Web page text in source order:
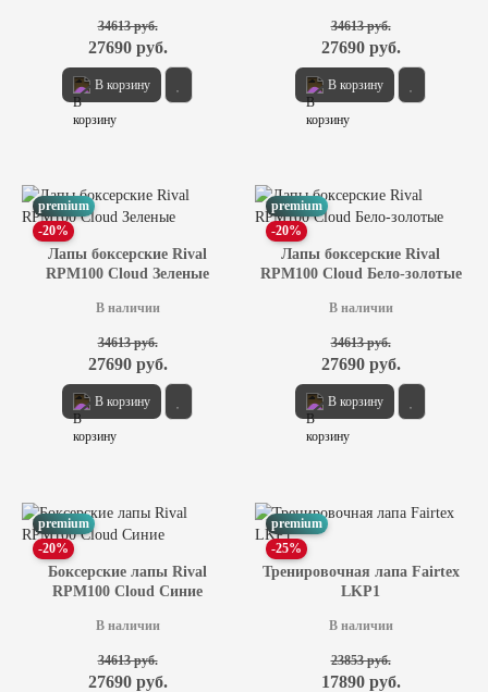
В корзину
34613 руб.
27690 руб.
В корзину
34613 руб.
27690 руб.
premium
-20%
Лапы боксерские Rival
RPM100 Cloud Зеленые
В наличии
В корзину
34613 руб.
27690 руб.
premium
-20%
Лапы боксерские Rival
RPM100 Cloud Бело-золотые
В наличии
В корзину
34613 руб.
27690 руб.
premium
-20%
Боксерские лапы Rival
RPM100 Cloud Синие
В наличии
34613 руб.
27690 руб.
premium
-25%
Тренировочная лапа Fairtex
LKP1
В наличии
23853 руб.
17890 руб.